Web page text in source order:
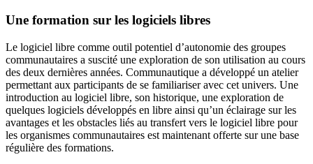
Une formation sur les logiciels libres
Le logiciel libre comme outil potentiel d’autonomie des groupes
communautaires a suscité une exploration de son utilisation au cours
des deux dernières années. Communautique a développé un atelier
permettant aux participants de se familiariser avec cet univers. Une
introduction au logiciel libre, son historique, une exploration de
quelques logiciels développés en libre ainsi qu’un éclairage sur les
avantages et les obstacles liés au transfert vers le logiciel libre pour
les organismes communautaires est maintenant offerte sur une base
régulière des formations.